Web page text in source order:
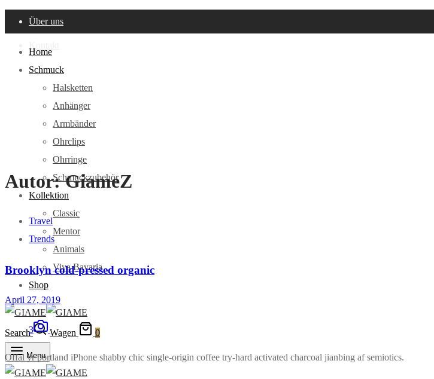
Über uns
Home
Schmuck
Halsketten
Anhänger
Armbänder
Ohrclips
Ohrringe
Schmuckzubehör
Kollektion
Classic
Mentor
Animals
Viva Bavaria
Shop
Search Wagen 0
Menu
Autor:GiameZ
Travel
Trends
Brooklyn cold-pressed organic
April 27, 2019
3
Offal yr portland iPhone shabby chic single-origin coffee try-hard activated charcoal jianbing af semiotics.